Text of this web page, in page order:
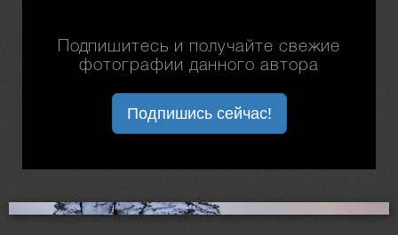
Подпишитесь и получайте свежие
фотографии данного автора
Подпишись сейчас!